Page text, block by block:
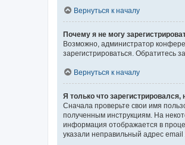
Вернуться к началу
Почему я не могу
Возможно, администратор
зарегистрироваться. Обратитесь
Вернуться к началу
Я только что зарегистрировался,
Сначала проверьте свои имя
полученным инструкциям. На
информация отображается в
указали неправильный адрес